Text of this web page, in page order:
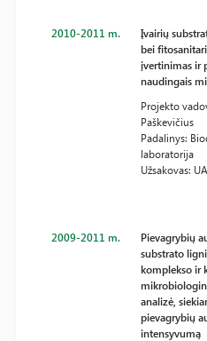
2010-2011 m.
Įvairių
bei
įvertinimas ir
naudingais
Projekto
Paškevičius
Padalinys:
laboratorija
Užsakovas:
2009-2011 m.
Pievagrybių
substrato
komplekso ir
analizė,
pievagrybių
intensyvumą